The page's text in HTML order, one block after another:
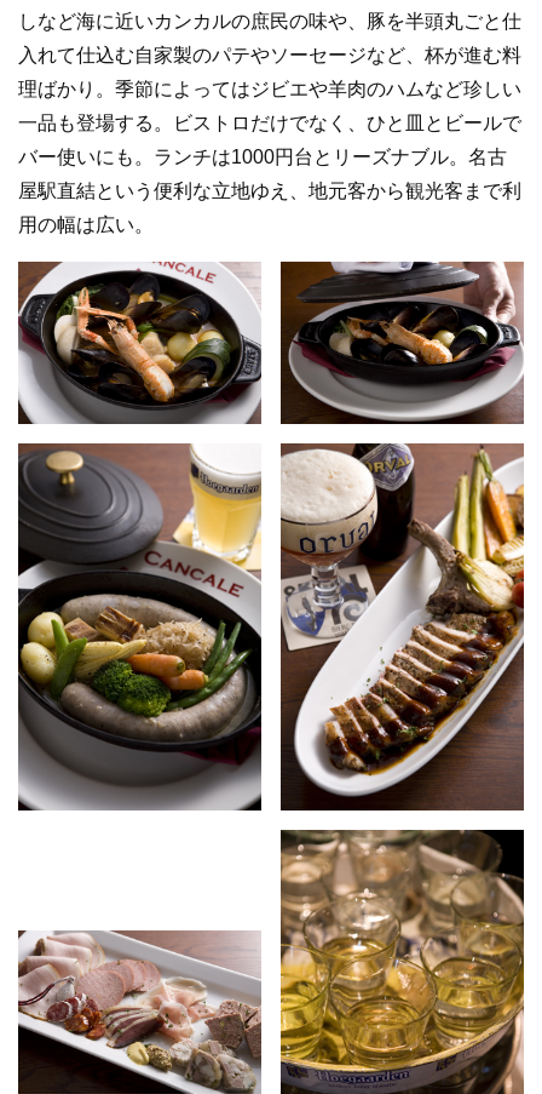
しなど海に近いカンカルの庶民の味や、豚を半頭丸ごと仕
入れて仕込む自家製のパテやソーセージなど、杯が進む料
理ばかり。季節によってはジビエや羊肉のハムなど珍しい
一品も登場する。ビストロだけでなく、ひと皿とビールで
バー使いにも。ランチは1000円台とリーズナブル。名古
屋駅直結という便利な立地ゆえ、地元客から観光客まで利
用の幅は広い。